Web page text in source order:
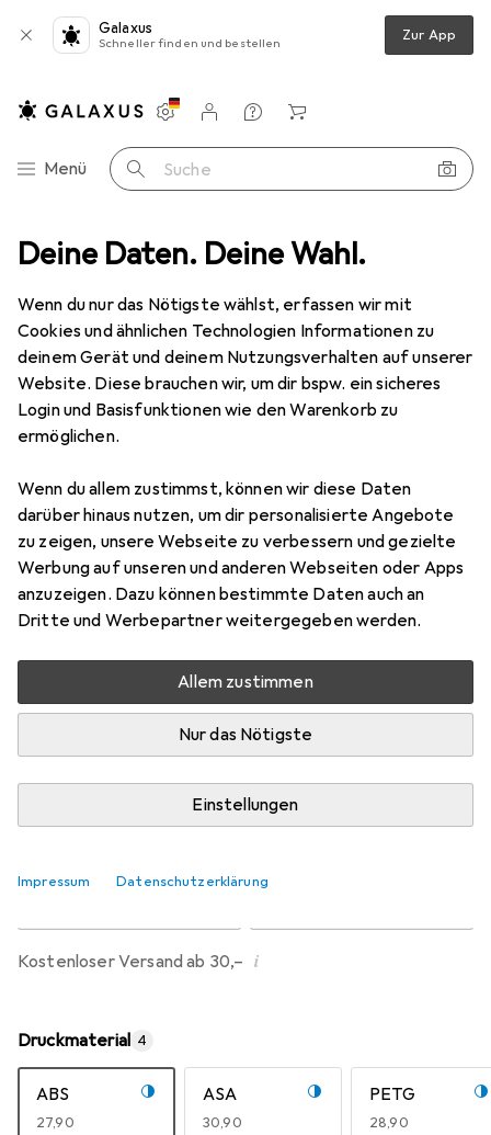
Deine Daten. Deine Wahl.
Wenn du nur das Nötigste wählst, erfassen wir mit
Cookies und ähnlichen Technologien Informationen zu
deinem Gerät und deinem Nutzungsverhalten auf unserer
Website. Diese brauchen wir, um dir bspw. ein sicheres
Login und Basisfunktionen wie den Warenkorb zu
ermöglichen.
Wenn du allem zustimmst, können wir diese Daten
darüber hinaus nutzen, um dir personalisierte Angebote
zu zeigen, unsere Webseite zu verbessern und gezielte
Werbung auf unseren und anderen Webseiten oder Apps
anzuzeigen. Dazu können bestimmte Daten auch an
Dritte und Werbepartner weitergegeben werden.
Allem zustimmen
Nur das Nötigste
Einstellungen
Impressum Datenschutzerklärung
Galaxus
Schneller finden und bestellen Zur App
Navigation nach Kategorien
Menü Suche
Einstellungen
Kundenkonto
Vergleichslisten
Merklisten
Warenkorb
+ Scanner Drucken 3D 3D Filament
3 Bilder
Purefil Filament
Preis in EUR inkl. MwSt.
EUR
27,90
3092
Bewertungen Marke
Mehr von Purefil
Zwischen Mo, 17.8. und Mo, 24.8. geliefert
Mehr als 10 Stück an Lager beim Lieferanten
Benachrichtigen, wenn schneller verfügbar
Lieferort angeben für genaue Lieferzeit
Kostenloser Versand ab 30,– i
Druckmaterial 4
ABS
EUR
27,90
ASA
EUR
30,90
PETG
EUR
28,90